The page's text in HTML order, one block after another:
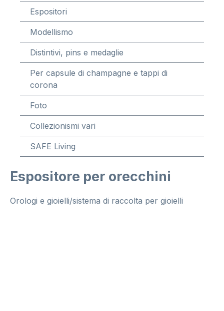
Espositori
Modellismo
Distintivi, pins e medaglie
Per capsule di champagne e tappi di
corona
Foto
Collezionismi vari
SAFE Living
Espositore per orecchini
Orologi e gioielli/sistema di raccolta per gioielli